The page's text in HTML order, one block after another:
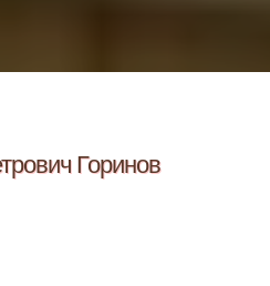
Горинов